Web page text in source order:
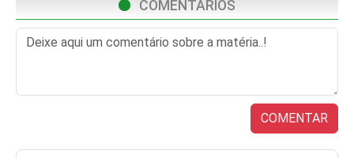
COMENTÁRIOS
COMENTAR